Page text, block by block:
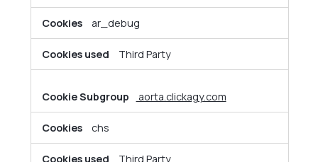
ar_debug
Third Party
aorta.clickagy.com
chs
Third Party